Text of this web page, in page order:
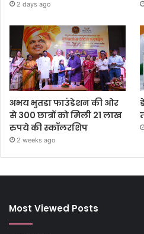
2 days ago
अभय भुतडा फाउंडेशन की ओर
से 300 छात्रों को मिली 21 लाख
रुपये की स्कॉलरशिप
2 weeks ago
Most Viewed Posts